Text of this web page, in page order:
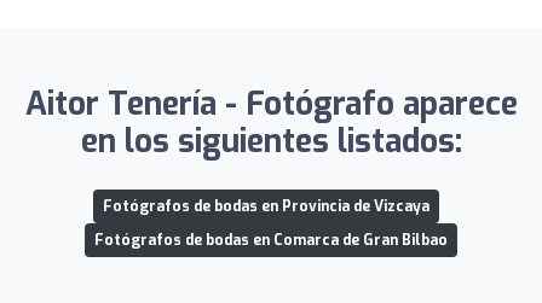
Aitor Tenería - Fotógrafo aparece
en los siguientes listados:
Fotógrafos de bodas en Provincia de Vizcaya
Fotógrafos de bodas en Comarca de Gran Bilbao